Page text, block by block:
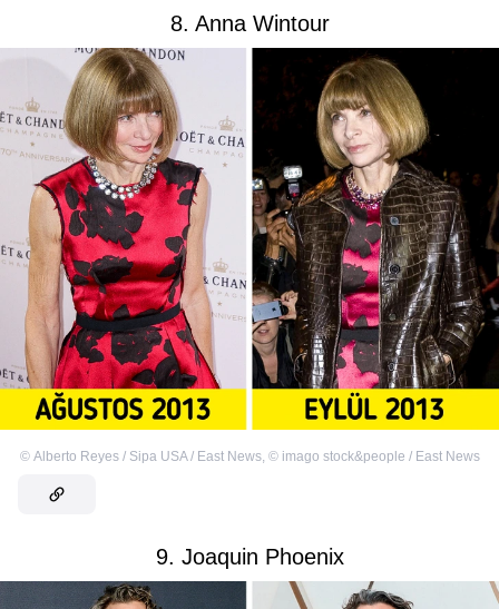
8. Anna Wintour
© Alberto Reyes / Sipa USA / East News, © imago stock&people / East News
9. Joaquin Phoenix